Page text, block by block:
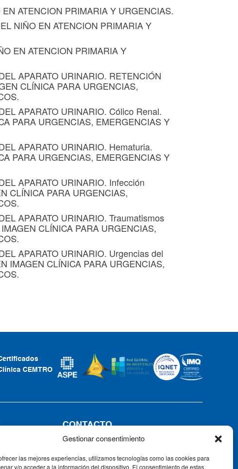
Gestionar consentimiento
las mejores experiencias, utilizamos tecnologías como las cookies para
y/o acceder a la información del dispositivo. El consentimiento de estas
ATENCION PRIMARIA Y URGENCIAS.
NIÑO EN ATENCION PRIMARIA Y
EN ATENCION PRIMARIA Y
APARATO URINARIO. RETENCIÓN
CLÍNICA PARA URGENCIAS,
APARATO URINARIO. Cólico Renal.
PARA URGENCIAS, EMERGENCIAS Y
APARATO URINARIO. Hematuria.
PARA URGENCIAS, EMERGENCIAS Y
APARATO URINARIO. Infección
CLÍNICA PARA URGENCIAS,
APARATO URINARIO. Traumatismos
CLÍNICA PARA URGENCIAS,
APARATO URINARIO. Urgencias del
IMAGEN CLÍNICA PARA URGENCIAS,
CEMTRO
CONTACTO
Tel: +34 91 735 57 57 | Fax: 91 735
Av. Ventisquero de la Condesa, 42,